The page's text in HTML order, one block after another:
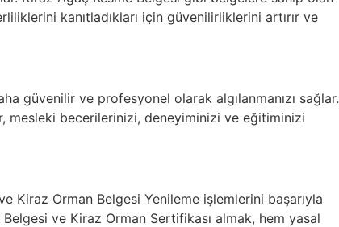
kanıtladıkları için güvenilirliklerini artırır ve
güvenilir ve profesyonel olarak algılanmanızı sağlar.
mesleki becerilerinizi, deneyiminizi ve eğitiminizi
Kiraz Orman Belgesi Yenileme işlemlerini başarıyla
ve Kiraz Orman Sertifikası almak, hem yasal